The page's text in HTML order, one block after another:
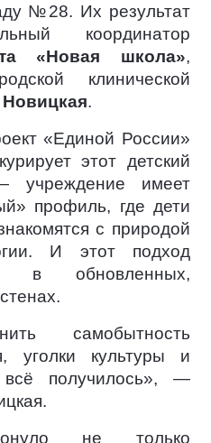
№28. Их результат
координатор
«Новая школа»,
клинической
.
«Единой России»
этот детский
имеет
профиль, где дети
с природой
И этот подход
в обновленных,
самобытность
уголки культуры и
всё получилось», —
не только